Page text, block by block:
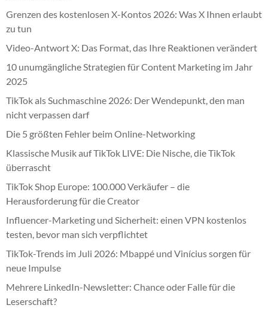
Grenzen des kostenlosen X-Kontos 2026: Was X Ihnen erlaubt
zu tun
Video-Antwort X: Das Format, das Ihre Reaktionen verändert
10 unumgängliche Strategien für Content Marketing im Jahr
2025
TikTok als Suchmaschine 2026: Der Wendepunkt, den man
nicht verpassen darf
Die 5 größten Fehler beim Online-Networking
Klassische Musik auf TikTok LIVE: Die Nische, die TikTok
überrascht
TikTok Shop Europe: 100.000 Verkäufer – die
Herausforderung für die Creator
Influencer-Marketing und Sicherheit: einen VPN kostenlos
testen, bevor man sich verpflichtet
TikTok-Trends im Juli 2026: Mbappé und Vinícius sorgen für
neue Impulse
Mehrere LinkedIn-Newsletter: Chance oder Falle für die
Leserschaft?